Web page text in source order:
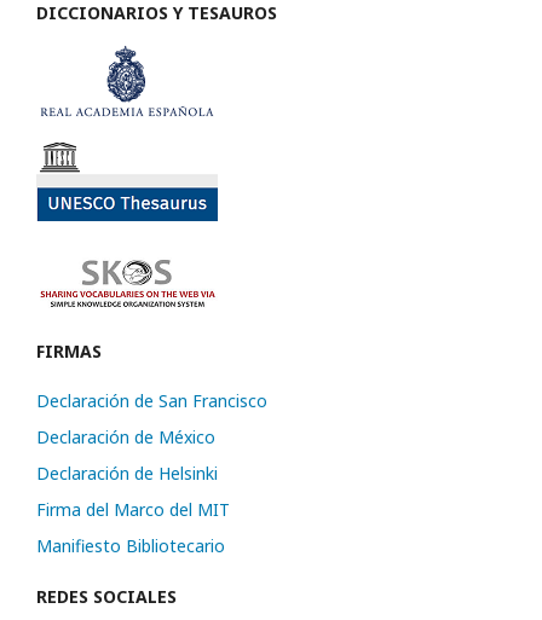
DICCIONARIOS Y TESAUROS
FIRMAS
Declaración de San Francisco
Declaración de México
Declaración de Helsinki
Firma del Marco del MIT
Manifiesto Bibliotecario
REDES SOCIALES